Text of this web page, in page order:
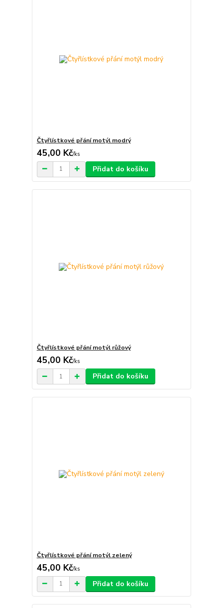
Čtyřlístkové přání motýl modrý
45,00 Kč/ks
Přidat do košíku
Čtyřlístkové přání motýl růžový
45,00 Kč/ks
Přidat do košíku
Čtyřlístkové přání motýl zelený
45,00 Kč/ks
Přidat do košíku